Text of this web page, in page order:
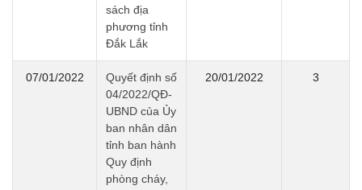
sách địa
phương tỉnh
Đắk Lắk
07/01/2022
Quyết định số
04/2022/QĐ-
UBND của Ủy
ban nhân dân
tỉnh ban hành
Quy định
phòng cháy,
20/01/2022 3